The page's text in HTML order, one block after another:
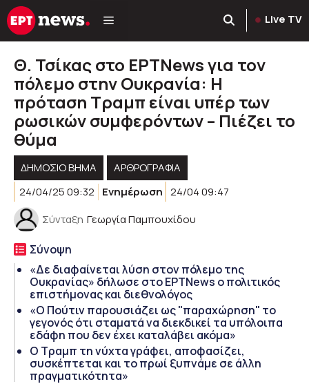
Μετάβαση
σε
Live TV
Θ. Τσίκας στο ΕΡΤΝews για τον
πόλεμο στην Ουκρανία: Η
πρόταση Τραμπ είναι υπέρ των
ρωσικών συμφερόντων – Πιέζει το
θύμα
ΔΗΜΟΣΙΟ ΒΗΜΑ
ΑΡΘΡΟΓΡΑΦΊΑ
24/04/25 09:32
Ενημέρωση 24/04 09:47
Σύνταξη Γεωργία Παμπουχίδου
Σύνοψη
«Δε διαφαίνεται λύση στον πόλεμο της
Ουκρανίας» δήλωσε στο ΕΡΤΝews o πολιτικός
επιστήμονας και διεθνολόγος
«Ο Πούτιν παρουσιάζει ως "παραχώρηση" το
γεγονός ότι σταματά να διεκδικεί τα υπόλοιπα
εδάφη που δεν έχει καταλάβει ακόμα»
Ο Τραμπ τη νύχτα γράφει, αποφασίζει,
συσκέπτεται και το πρωί ξυπνάμε σε άλλη
πραγματικότητα»